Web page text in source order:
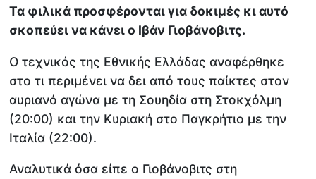
Τα φιλικά προσφέρονται για δοκιμές κι αυτό
σκοπεύει να κάνει ο Ιβάν Γιοβάνοβιτς.
Ο τεχνικός της Εθνικής Ελλάδας αναφέρθηκε
στο τι περιμένει να δει από τους παίκτες στον
αυριανό αγώνα με τη Σουηδία στη Στοκχόλμη
(20:00) και την Κυριακή στο Παγκρήτιο με την
Ιταλία (22:00).
Αναλυτικά όσα είπε ο Γιοβάνοβιτς στη